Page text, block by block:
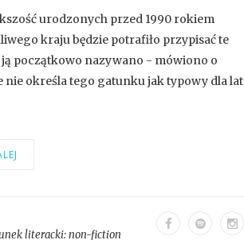
urodzonych przed 1990 rokiem
kraju będzie potrafiło przypisać te
początkowo nazywano - mówiono o
określa tego gatunku jak typowy dla lat
literacki:non-fiction